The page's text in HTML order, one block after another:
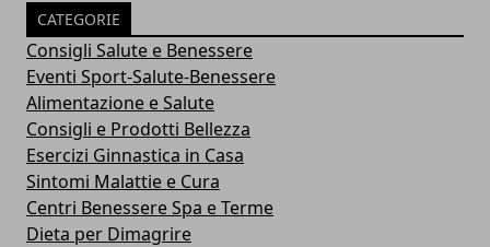
CATEGORIE
Consigli Salute e Benessere
Eventi Sport-Salute-Benessere
Alimentazione e Salute
Consigli e Prodotti Bellezza
Esercizi Ginnastica in Casa
Sintomi Malattie e Cura
Centri Benessere Spa e Terme
Dieta per Dimagrire